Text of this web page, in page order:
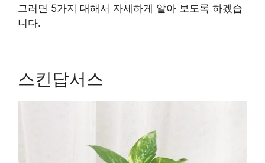
그러면 5가지 대해서 자세하게 알아 보도록 하겠습
니다.
스킨답서스